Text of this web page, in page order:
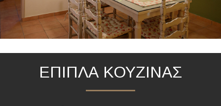
ΕΠΙΠΛΑ ΚΟΥΖΙΝΑΣ